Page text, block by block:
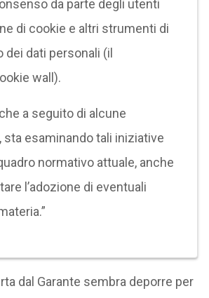
da parte degli utenti
di cookie e altri strumenti di
dati personali (il
wall).
a seguito di alcune
sta esaminando tali iniziative
normativo attuale, anche
l’adozione di eventuali
dal Garante sembra deporre per